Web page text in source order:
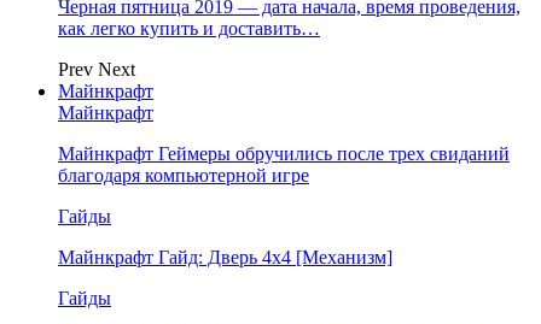
Черная пятница 2019 — дата начала, время проведения,
как легко купить и доставить…
Prev Next
Майнкрафт
Майнкрафт
Майнкрафт Геймеры обручились после трех свиданий
благодаря компьютерной игре
Гайды
Майнкрафт Гайд: Дверь 4х4 [Механизм]
Гайды